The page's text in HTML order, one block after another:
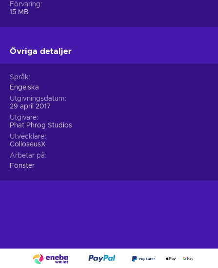
Förvaring
15 MB
Övriga detaljer
Språk
Engelska
Utgivningsdatum
29 april 2017
Utgivare
Phat Phrog Studios
Utvecklare
ColloseusX
Arbetar på
Fönster